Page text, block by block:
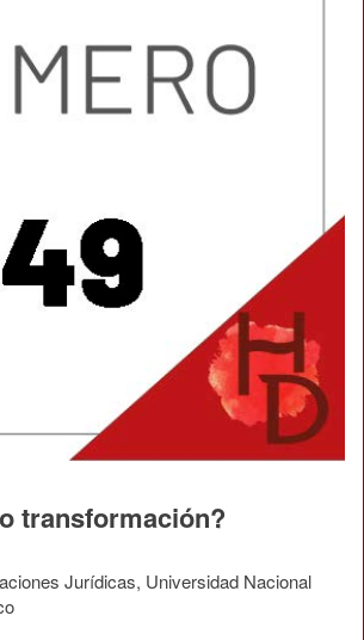
transformación?
Jurídicas, Universidad Nacional